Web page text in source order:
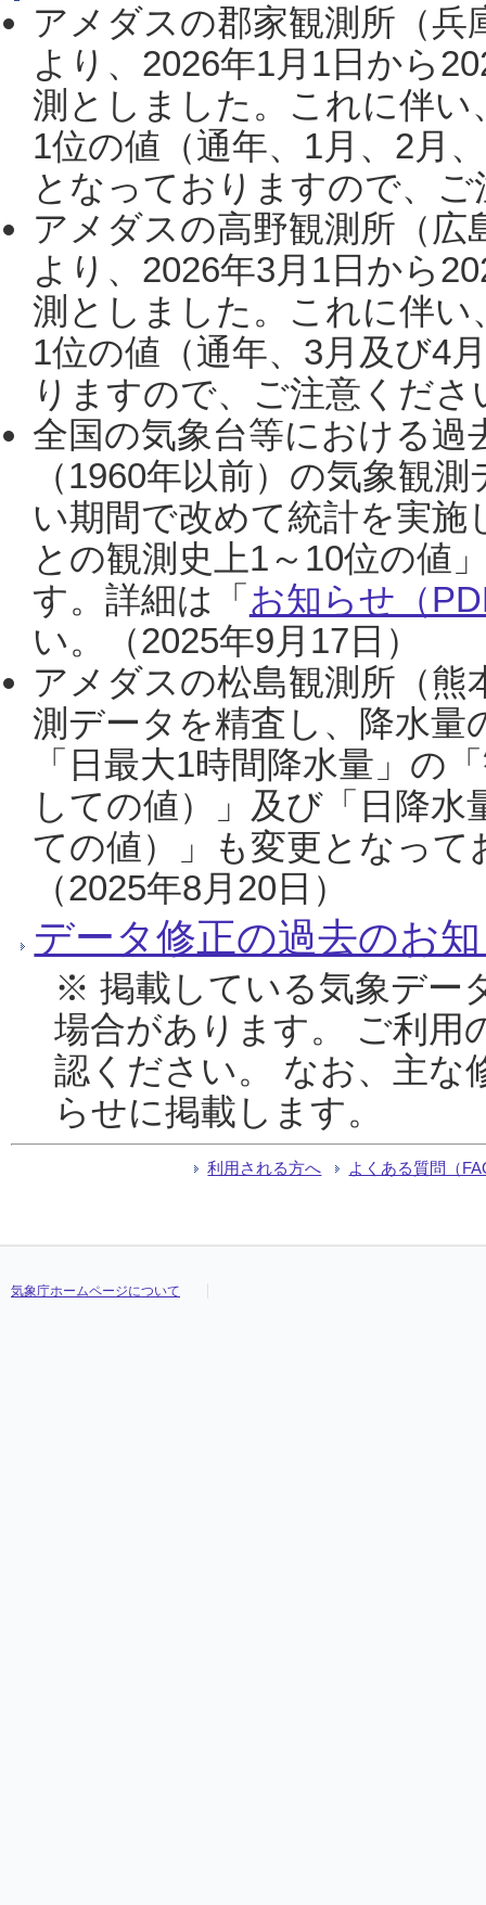
アメダスの郡家観測所（
より、2026年1月1日から
測としました。これに伴い
1位の値（通年、1月、2月
となっておりますので、
アメダスの高野観測所（
より、2026年3月1日から
測としました。これに伴い
1位の値（通年、3月及び4
りますので、ご注意くだ
全国の気象台等における過
（1960年以前）の気象観
い期間で改めて統計を実
との観測史上1～10位の値
す。詳細は「 お知らせ（
い。（2025年9月17日）
アメダスの松島観測所（熊
測データを精査し、降水
「日最大1時間降水量」の
しての値）」及び「日降
ての値）」も変更となっ
（2025年8月20日）
データ修正の過去のお
※ 掲載している気象デー
場合があります。 ご利用
認ください。 なお、主な
らせに掲載します。
利用される方へ よくある質問（
気象庁ホームページについて